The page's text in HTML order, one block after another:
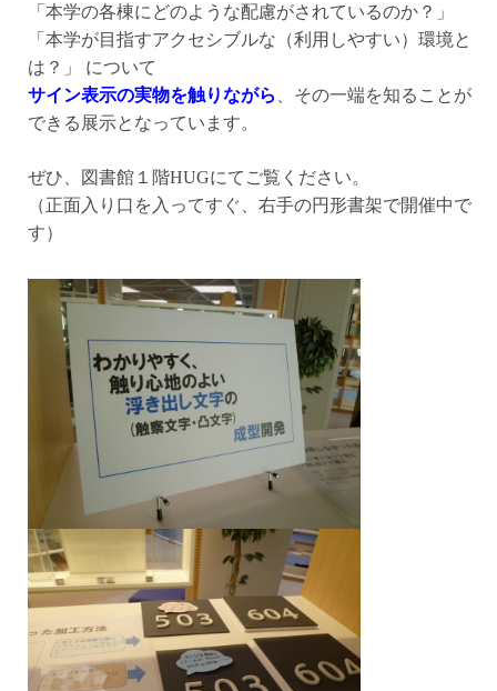
「本学の各棟にどのような配慮がされているのか？」
「本学が目指すアクセシブルな（利用しやすい）環境と
は？」 について
サイン表示の実物を触りながら
、その一端を知ることが
できる展示となっています。
ぜひ、図書館１階HUGにてご覧ください。
（正面入り口を入ってすぐ、右手の円形書架で開催中で
す）